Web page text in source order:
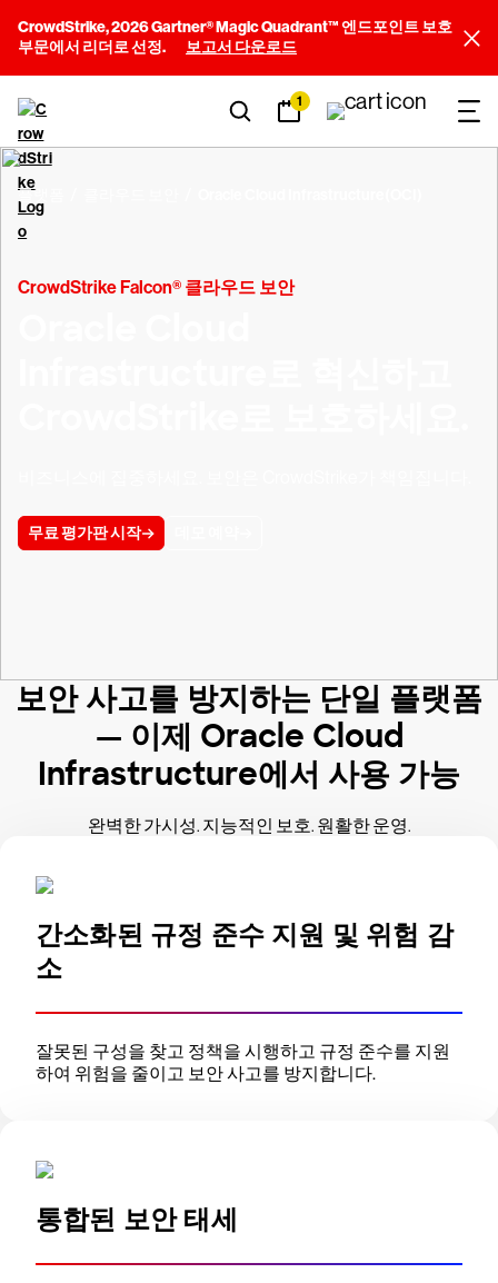
CrowdStrike, 2026 Gartner® Magic Quadrant™ 엔드포인트 보호
부문에서 리더로 선정.
보고서 다운로드
1
플랫폼
CrowdStrike Falcon® 클라우드 보안
무료 평가판 시작
보안 사고를 방지하는 단일 플랫폼
— 이제 Oracle Cloud
Infrastructure에서 사용 가능
완벽한 가시성. 지능적인 보호. 원활한 운영.
간소화된 규정 준수 지원 및 위험 감
소
잘못된 구성을 찾고 정책을 시행하고 규정 준수를 지원
하여 위험을 줄이고 보안 사고를 방지합니다.
통합된 보안 태세